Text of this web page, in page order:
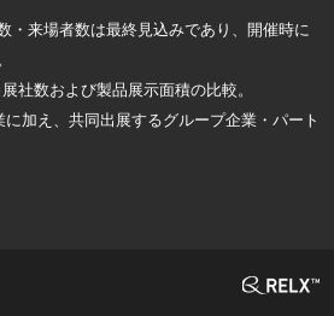
・来場者数は最終見込みであり、開催時に
社数および製品展示面積の比較。
加え、共同出展するグループ企業・パート